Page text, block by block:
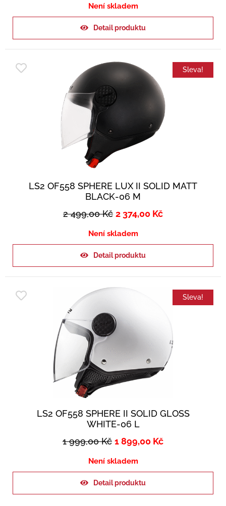
Není skladem
Detail produktu
Sleva!
LS2 OF558 SPHERE LUX II SOLID MATT
BLACK-06 M
2 499,00Kč 2 374,00 Kč
Není skladem
Detail produktu
Sleva!
LS2 OF558 SPHERE II SOLID GLOSS
WHITE-06 L
1 999,00Kč 1 899,00 Kč
Není skladem
Detail produktu